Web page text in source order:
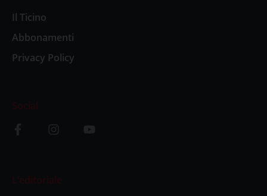
Il Ticino
Abbonamenti
Privacy Policy
Social
L’editoriale